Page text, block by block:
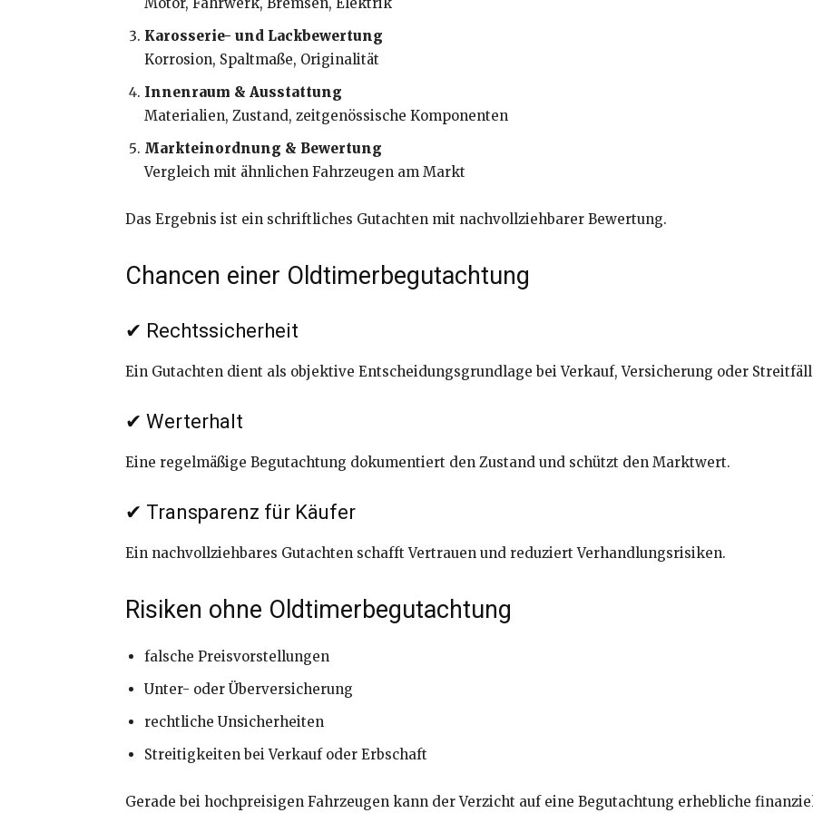
Karosserie- und Lackbewertung
Korrosion, Spaltmaße, Originalität
Innenraum & Ausstattung
Materialien, Zustand, zeitgenössische Komponenten
Markteinordnung & Bewertung
Vergleich mit ähnlichen Fahrzeugen am Markt
Das Ergebnis ist ein schriftliches Gutachten mit nachvollziehbarer Bewertung.
Chancen einer Oldtimerbegutachtung
✔ Rechtssicherheit
Ein Gutachten dient als objektive Entscheidungsgrundlage bei Verkauf, Versicherung oder
✔ Werterhalt
Eine regelmäßige Begutachtung dokumentiert den Zustand und schützt den Marktwert.
✔ Transparenz für Käufer
Ein nachvollziehbares Gutachten schafft Vertrauen und reduziert Verhandlungsrisiken.
Risiken ohne Oldtimerbegutachtung
falsche Preisvorstellungen
Unter- oder Überversicherung
rechtliche Unsicherheiten
Streitigkeiten bei Verkauf oder Erbschaft
Gerade bei hochpreisigen Fahrzeugen kann der Verzicht auf eine Begutachtung erhebliche